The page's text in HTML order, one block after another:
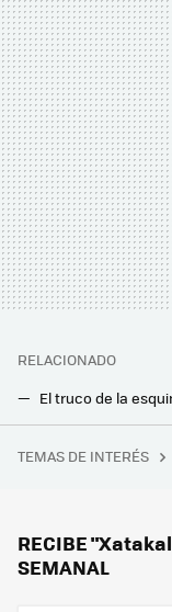
RELACIONADO
TEMAS DE INTERÉS
RECIBE
SEMANAL